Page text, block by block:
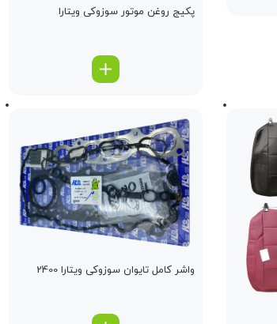
پکیج روغن موتور سوزوکی ویتارا
واشر كامل تایوان سوزوکی ویتارا 2400